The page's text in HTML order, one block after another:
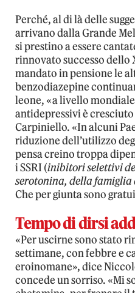
Perché, al di là delle
arrivano dalla Grande
si prestino a essere
rinnovato successo dello
mandato in pensione le
benzodiazepine
leone, «a livello
antidepressivi è
Carpiniello. «In alcuni
riduzione dell’utilizzo
pensa creino troppa
i SSRI (inibitori selettivi
serotonina, della
Che per giunta sono
Tempo di dirsi
«Per uscirne sono stato
settimane, con febbre e
eroinomane», dice
concede un sorriso. «Mi